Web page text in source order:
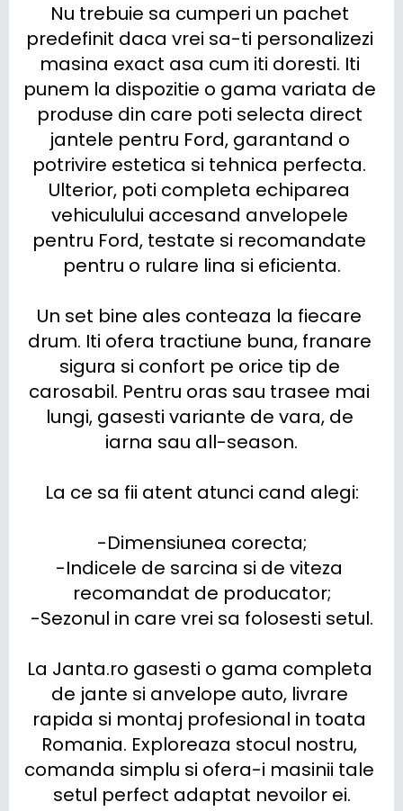
Nu trebuie sa cumperi un pachet
predefinit daca vrei sa-ti personalizezi
masina exact asa cum iti doresti. Iti
punem la dispozitie o gama variata de
produse din care poti selecta direct
jantele pentru Ford, garantand o
potrivire estetica si tehnica perfecta.
Ulterior, poti completa echiparea
vehiculului accesand anvelopele
pentru Ford, testate si recomandate
pentru o rulare lina si eficienta.
Un set bine ales conteaza la fiecare
drum. Iti ofera tractiune buna, franare
sigura si confort pe orice tip de
carosabil. Pentru oras sau trasee mai
lungi, gasesti variante de vara, de
iarna sau all-season.
La ce sa fii atent atunci cand alegi:
-Dimensiunea corecta;
-Indicele de sarcina si de viteza
recomandat de producator;
-Sezonul in care vrei sa folosesti setul.
La Janta.ro gasesti o gama completa
de jante si anvelope auto, livrare
rapida si montaj profesional in toata
Romania. Exploreaza stocul nostru,
comanda simplu si ofera-i masinii tale
setul perfect adaptat nevoilor ei.